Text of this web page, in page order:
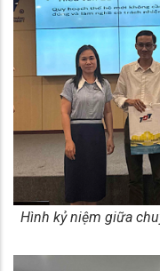
Hình kỷ niệm giữa